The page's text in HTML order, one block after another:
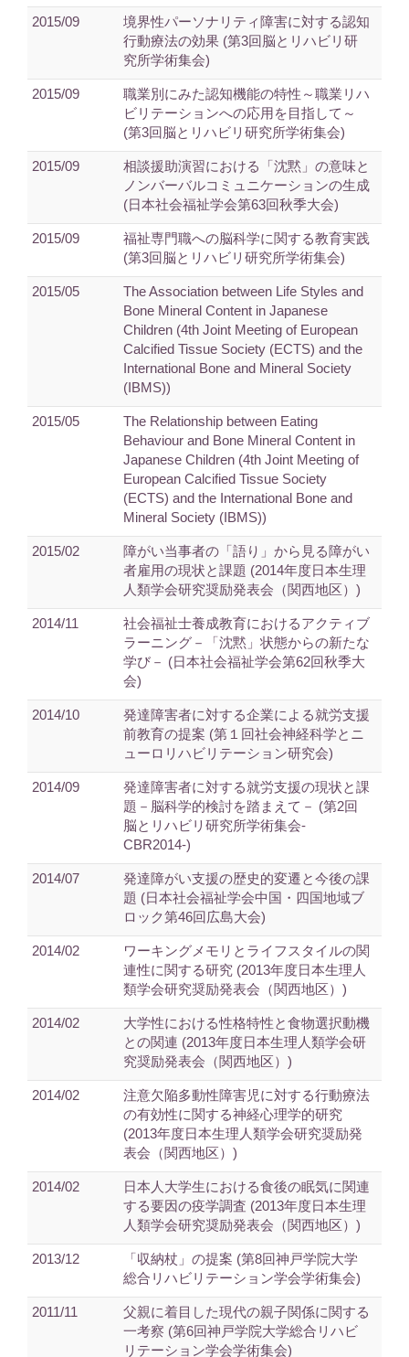
2015/09
境界性パーソナリティ障害に対する認知
行動療法の効果 (第3回脳とリハビリ研
究所学術集会)
2015/09
職業別にみた認知機能の特性～職業リハ
ビリテーションへの応用を目指して～
(第3回脳とリハビリ研究所学術集会)
2015/09
相談援助演習における「沈黙」の意味と
ノンバーバルコミュニケーションの生成
(日本社会福祉学会第63回秋季大会)
2015/09
福祉専門職への脳科学に関する教育実践
(第3回脳とリハビリ研究所学術集会)
2015/05
The Association between Life Styles and
Bone Mineral Content in Japanese
Children (4th Joint Meeting of European
Calcified Tissue Society (ECTS) and the
International Bone and Mineral Society
(IBMS))
2015/05
The Relationship between Eating
Behaviour and Bone Mineral Content in
Japanese Children (4th Joint Meeting of
European Calcified Tissue Society
(ECTS) and the International Bone and
Mineral Society (IBMS))
2015/02
障がい当事者の「語り」から見る障がい
者雇用の現状と課題 (2014年度日本生理
人類学会研究奨励発表会（関西地区）)
2014/11
社会福祉士養成教育におけるアクティブ
ラーニング－「沈黙」状態からの新たな
学び－ (日本社会福祉学会第62回秋季大
会)
2014/10
発達障害者に対する企業による就労支援
前教育の提案 (第１回社会神経科学とニ
ューロリハビリテーション研究会)
2014/09
発達障害者に対する就労支援の現状と課
題－脳科学的検討を踏まえて－ (第2回
脳とリハビリ研究所学術集会-
CBR2014-)
2014/07
発達障がい支援の歴史的変遷と今後の課
題 (日本社会福祉学会中国・四国地域ブ
ロック第46回広島大会)
2014/02
ワーキングメモリとライフスタイルの関
連性に関する研究 (2013年度日本生理人
類学会研究奨励発表会（関西地区）)
2014/02
大学性における性格特性と食物選択動機
との関連 (2013年度日本生理人類学会研
究奨励発表会（関西地区）)
2014/02
注意欠陥多動性障害児に対する行動療法
の有効性に関する神経心理学的研究
(2013年度日本生理人類学会研究奨励発
表会（関西地区）)
2014/02
日本人大学生における食後の眠気に関連
する要因の疫学調査 (2013年度日本生理
人類学会研究奨励発表会（関西地区）)
2013/12
「収納杖」の提案 (第8回神戸学院大学
総合リハビリテーション学会学術集会)
2011/11
父親に着目した現代の親子関係に関する
一考察 (第6回神戸学院大学総合リハビ
リテーション学会学術集会)